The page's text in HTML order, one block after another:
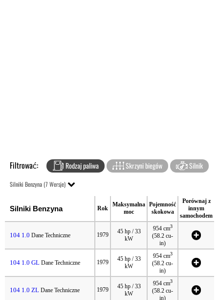
Filtrować: Rodzaj paliwa Skrzyni biegów Silnik
Silniki Benzyna (7 Wersje)
Silniki Benzyna Rok
Maksymalna
moc
Pojemność
skokowa
Porównaj z
innym
samochodem
104 1.0 Dane Techniczne 1979
45 hp / 33
kW
954 cm3
(58.2 cu-
in)
104 1.0 GL Dane Techniczne 1979
45 hp / 33
kW
954 cm3
(58.2 cu-
in)
104 1.0 ZL Dane Techniczne 1979
45 hp / 33
kW
954 cm3
(58.2 cu-
in)